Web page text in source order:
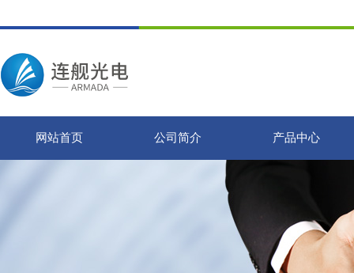
网站首页 公司简介 产品中心